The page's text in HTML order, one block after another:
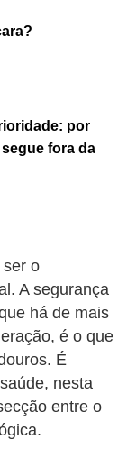
por
fora da
ser o
A segurança
há de mais
é o que
É
nesta
entre o